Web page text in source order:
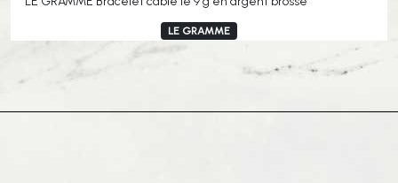
LE GRAMME